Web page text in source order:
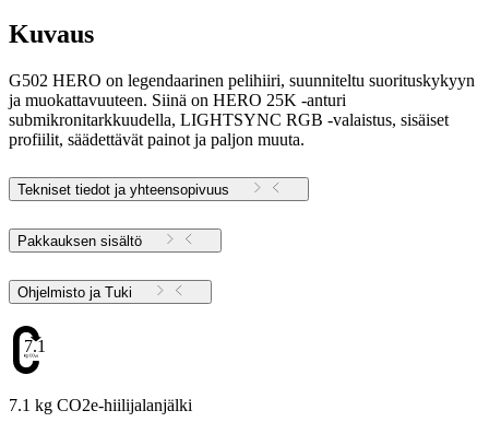
Kuvaus
G502 HERO on legendaarinen pelihiiri, suunniteltu suorituskykyyn
ja muokattavuuteen. Siinä on HERO 25K -anturi
submikronitarkkuudella, LIGHTSYNC RGB -valaistus, sisäiset
profiilit, säädettävät painot ja paljon muuta.
Tekniset tiedot ja yhteensopivuus
Pakkauksen sisältö
Ohjelmisto ja Tuki
7.1
7.1 kg CO2e-hiilijalanjälki